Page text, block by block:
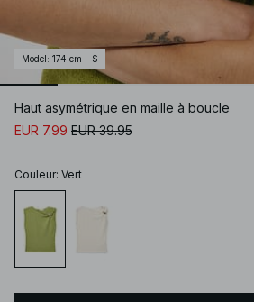
Model : 174 cm - S
Haut asymétrique en maille à boucle
EUR 7.99 EUR 39.95
Couleur: Vert